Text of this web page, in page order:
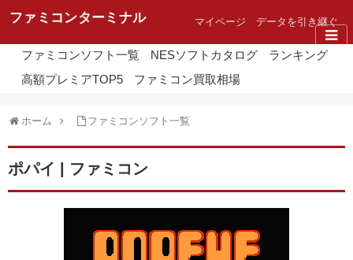
ファミコンターミナル マイページ データを引き継ぐ
ファミコンソフト一覧 NESソフトカタログ
ランキング
高額プレミアTOP5
ファミコン買取相場
ホーム ファミコンソフト一覧
ポパイ | ファミコン